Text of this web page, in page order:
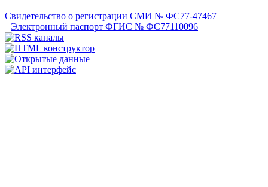
Свидетельство о регистрации СМИ № ФС77-47467
Электронный паспорт ФГИС № ФС77110096